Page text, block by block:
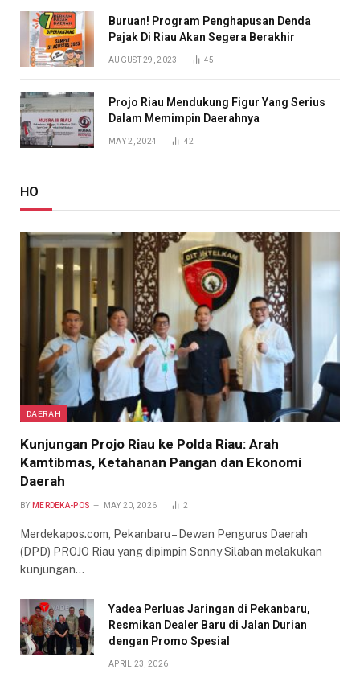
Buruan! Program Penghapusan Denda
Pajak Di Riau Akan Segera Berakhir
AUGUST 29, 2023 45
Projo Riau Mendukung Figur Yang Serius
Dalam Memimpin Daerahnya
MAY 2, 2024 42
HO
DAERAH
Kunjungan Projo Riau ke Polda Riau: Arah
Kamtibmas, Ketahanan Pangan dan Ekonomi
Daerah
BY MERDEKA-POS MAY 20, 2026 2
Merdekapos.com, Pekanbaru – Dewan Pengurus Daerah
(DPD) PROJO Riau yang dipimpin Sonny Silaban melakukan
kunjungan…
Yadea Perluas Jaringan di Pekanbaru,
Resmikan Dealer Baru di Jalan Durian
dengan Promo Spesial
APRIL 23, 2026